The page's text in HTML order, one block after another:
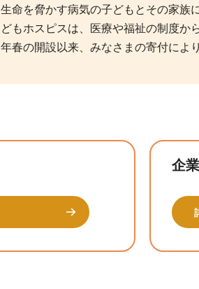
生命を脅かす病気の子どもとその家族
どもホスピスは、医療や福祉の制度か
年春の開設以来、みなさまの寄付によ
企